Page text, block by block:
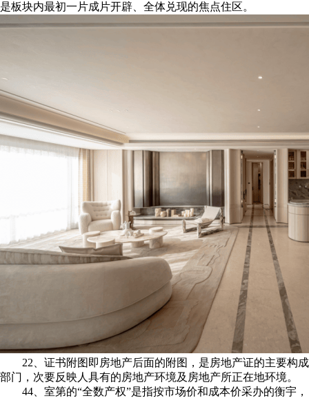
是板块内最初一片成片开辟、全体兑现的焦点住区。
22、证书附图即房地产后面的附图，是房地产证的主要构成
部门，次要反映人具有的房地产环境及房地产所正在地环境。
44、室第的“全数产权”是指按市场价和成本价采办的衡宇，